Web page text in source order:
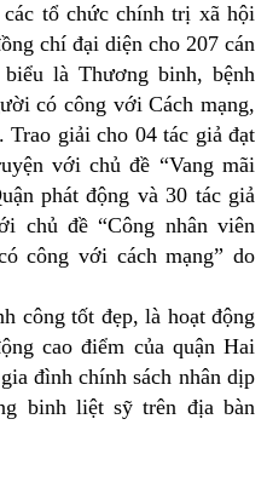
tổ chức chính trị xã hội
chí đại diện cho 207 cán
là Thương binh, bệnh
có công với Cách mạng,
giải cho 04 tác giả đạt
với chủ đề “Vang mãi
phát động và 30 tác giả
chủ đề “Công nhân viên
công với cách mạng” do
công tốt đẹp, là hoạt động
cao điểm của quận Hai
đình chính sách nhân dịp
binh liệt sỹ trên địa bàn